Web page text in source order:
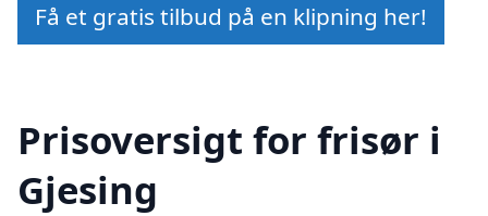
Få et gratis tilbud på en klipning her!
Prisoversigt for frisør i
Gjesing